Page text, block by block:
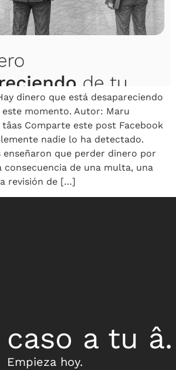
dinero que está desapareciendo
momento. Autor: Maru
tâas Comparte este post Facebook
nadie lo ha detectado.
enseñaron que perder dinero por
consecuencia de una multa, una
revisión de […]
caso a tu â.
Empieza hoy.